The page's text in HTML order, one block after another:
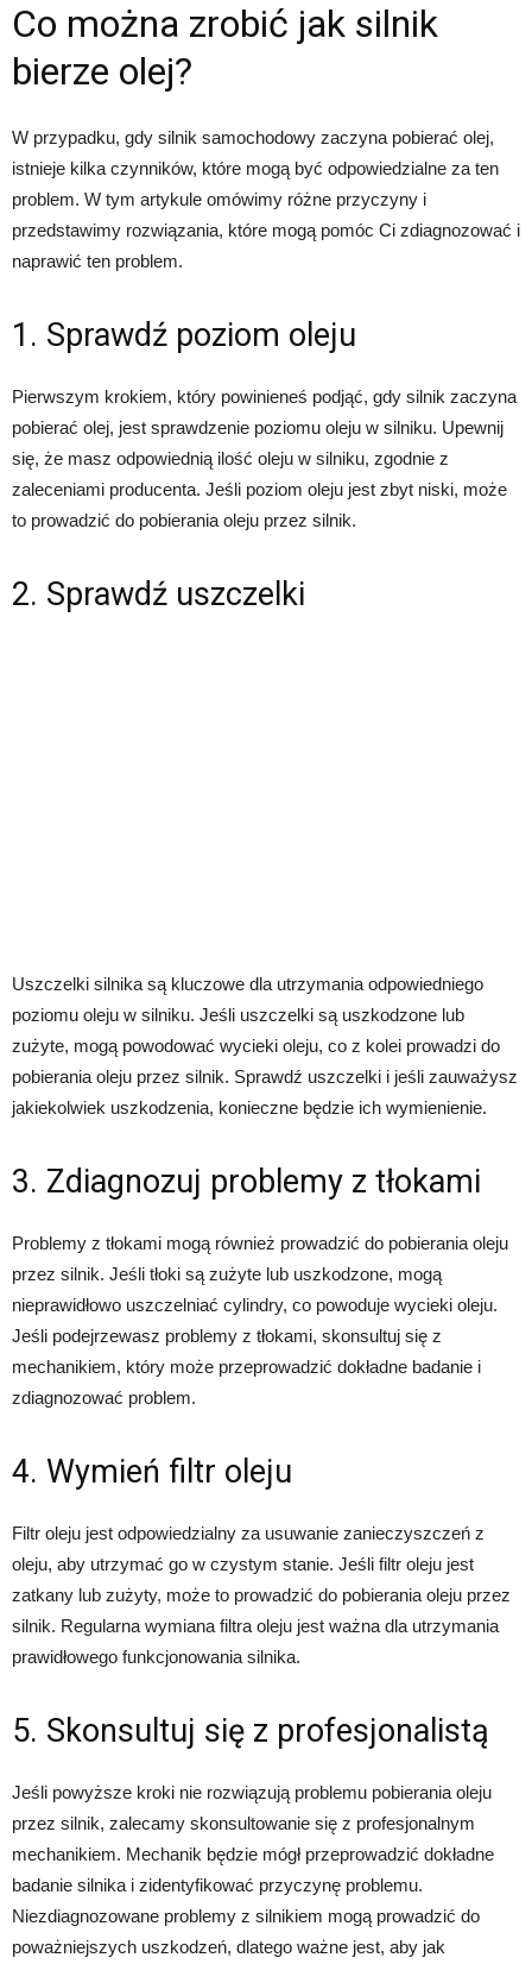
Co można zrobić jak silnik
bierze olej?
W przypadku, gdy silnik samochodowy zaczyna pobierać olej,
istnieje kilka czynników, które mogą być odpowiedzialne za ten
problem. W tym artykule omówimy różne przyczyny i
przedstawimy rozwiązania, które mogą pomóc Ci zdiagnozować i
naprawić ten problem.
1. Sprawdź poziom oleju
Pierwszym krokiem, który powinieneś podjąć, gdy silnik zaczyna
pobierać olej, jest sprawdzenie poziomu oleju w silniku. Upewnij
się, że masz odpowiednią ilość oleju w silniku, zgodnie z
zaleceniami producenta. Jeśli poziom oleju jest zbyt niski, może
to prowadzić do pobierania oleju przez silnik.
2. Sprawdź uszczelki
Uszczelki silnika są kluczowe dla utrzymania odpowiedniego
poziomu oleju w silniku. Jeśli uszczelki są uszkodzone lub
zużyte, mogą powodować wycieki oleju, co z kolei prowadzi do
pobierania oleju przez silnik. Sprawdź uszczelki i jeśli zauważysz
jakiekolwiek uszkodzenia, konieczne będzie ich wymienienie.
3. Zdiagnozuj problemy z tłokami
Problemy z tłokami mogą również prowadzić do pobierania oleju
przez silnik. Jeśli tłoki są zużyte lub uszkodzone, mogą
nieprawidłowo uszczelniać cylindry, co powoduje wycieki oleju.
Jeśli podejrzewasz problemy z tłokami, skonsultuj się z
mechanikiem, który może przeprowadzić dokładne badanie i
zdiagnozować problem.
4. Wymień filtr oleju
Filtr oleju jest odpowiedzialny za usuwanie zanieczyszczeń z
oleju, aby utrzymać go w czystym stanie. Jeśli filtr oleju jest
zatkany lub zużyty, może to prowadzić do pobierania oleju przez
silnik. Regularna wymiana filtra oleju jest ważna dla utrzymania
prawidłowego funkcjonowania silnika.
5. Skonsultuj się z profesjonalistą
Jeśli powyższe kroki nie rozwiązują problemu pobierania oleju
przez silnik, zalecamy skonsultowanie się z profesjonalnym
mechanikiem. Mechanik będzie mógł przeprowadzić dokładne
badanie silnika i zidentyfikować przyczynę problemu.
Niezdiagnozowane problemy z silnikiem mogą prowadzić do
poważniejszych uszkodzeń, dlatego ważne jest, aby jak